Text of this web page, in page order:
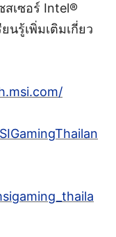
สเซอร์ Intel®
ยนรู้เพิ่มเติมเกี่ยว